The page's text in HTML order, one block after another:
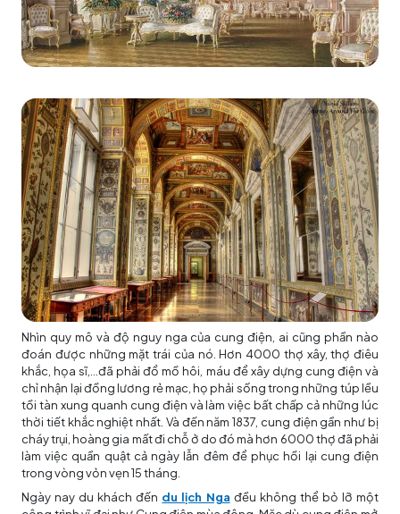
Nhìn quy mô và độ nguy nga của cung điện, ai cũng phần nào
đoán được những mặt trái của nó. Hơn 4000 thợ xây, thợ điêu
khắc, họa sĩ,…đã phải đổ mồ hôi, máu để xây dựng cung điện và
chỉ nhận lại đồng lương rẻ mạc, họ phải sống trong những túp lều
tồi tàn xung quanh cung điện và làm việc bất chấp cả những lúc
thời tiết khắc nghiệt nhất. Và đến năm 1837, cung điện gần như bị
cháy trụi, hoàng gia mất đi chỗ ở do đó mà hơn 6000 thợ đã phải
làm việc quần quật cả ngày lẫn đêm để phục hồi lại cung điện
trong vòng vỏn vẹn 15 tháng.
Ngày nay du khách đến du lịch Nga đều không thể bỏ lỡ một